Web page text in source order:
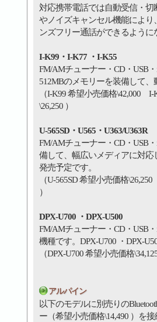
対応携帯電話では自動受信・切
やノイズキャンセル機能により
ンズフリー通話ができるように
I-K99・I-K77 ・I-K55
FM/AMチューナー・CD・USB
512MBのメモリーを装備して
（I-K99 希望小売価格\42,000
\26,250 ）
U-565SD・U565・U363/U363R
FM/AMチューナー・CD・USB
備して、幅広いメディアに対応
発売予定です。
（U-565SD 希望小売価格
）
DPX-U700 ・DPX-U500
FM/AMチューナー・CD・USB
機種です。DPX-U700 ・DPX-
（DPX-U700 希望小売価格
アルパイン
以下のモデルに別売りの
ー（希望小売価格\14,490 ）を